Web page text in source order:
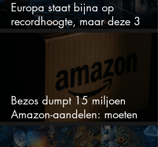
Europa staat bijna op
recordhoogte, maar deze 3
sectoren vallen nu op
Bezos dumpt 15 miljoen
Amazon-aandelen: moeten
beleggers zich zorgen maken?